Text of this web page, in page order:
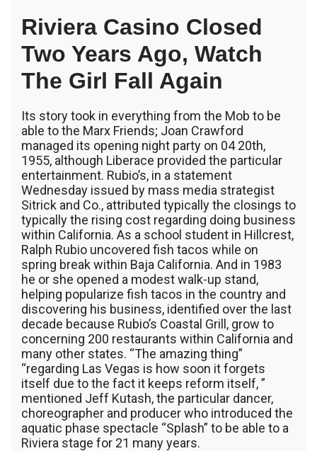
Riviera Casino Closed
Two Years Ago, Watch
The Girl Fall Again
Its story took in everything from the Mob to be
able to the Marx Friends; Joan Crawford
managed its opening night party on 04 20th,
1955, although Liberace provided the particular
entertainment. Rubio’s, in a statement
Wednesday issued by mass media strategist
Sitrick and Co., attributed typically the closings to
typically the rising cost regarding doing business
within California. As a school student in Hillcrest,
Ralph Rubio uncovered fish tacos while on
spring break within Baja California. And in 1983
he or she opened a modest walk-up stand,
helping popularize fish tacos in the country and
discovering his business, identified over the last
decade because Rubio’s Coastal Grill, grow to
concerning 200 restaurants within California and
many other states. “The amazing thing”
“regarding Las Vegas is how soon it forgets
itself due to the fact it keeps reform itself, ”
mentioned Jeff Kutash, the particular dancer,
choreographer and producer who introduced the
aquatic phase spectacle “Splash” to be able to a
Riviera stage for 21 many years.